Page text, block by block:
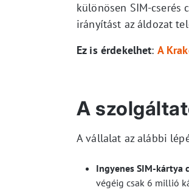
különösen SIM-cserés
irányítást az áldozat
Ez is érdekelhet: A
A
A vállalat az alábbi
Ingyenes SIM-kártya
végéig csak 6 millió